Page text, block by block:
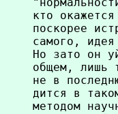
кто
поскорее
самого,
Но зато он
общем, лишь
не в
дится в
методом